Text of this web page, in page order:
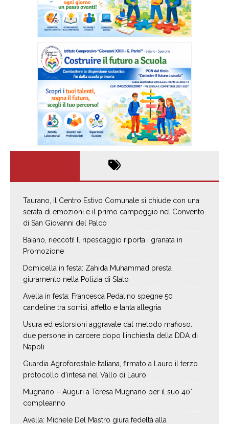
Taurano, il Centro Estivo Comunale si chiude con una
serata di emozioni e il primo campeggio nel Convento
di San Giovanni del Palco
Baiano, rieccoti! Il ripescaggio riporta i granata in
Promozione
Domicella in festa: Zahida Muhammad presta
giuramento nella Polizia di Stato
Avella in festa: Francesca Pedalino spegne 50
candeline tra sorrisi, affetto e tanta allegria
Usura ed estorsioni aggravate dal metodo mafioso:
due persone in carcere dopo l’inchiesta della DDA di
Napoli
Guardia Agroforestale Italiana, firmato a Lauro il terzo
protocollo d’intesa nel Vallo di Lauro
Mugnano – Auguri a Teresa Mugnano per il suo 40°
compleanno
Avella: Michele Del Mastro giura fedeltà alla